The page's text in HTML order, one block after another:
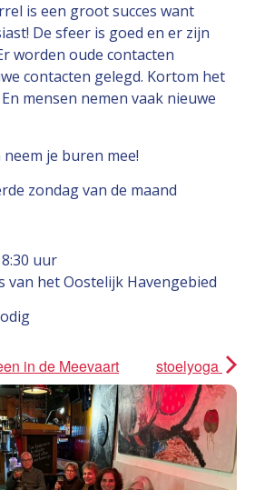
is een groot succes want
De sfeer is goed en er zijn
worden oude contacten
contacten gelegd. Kortom het
mensen nemen vaak nieuwe
je buren mee!
zondag van de maand
uur
van het Oostelijk Havengebied
in de Meevaart stoelyoga